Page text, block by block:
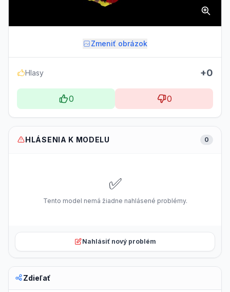
Zmeniť obrázok
Hlasy +0
0 0
HLÁSENIA K MODELU 0
✅
Tento model nemá žiadne nahlásené problémy.
Nahlásiť nový problém
Zdieľať